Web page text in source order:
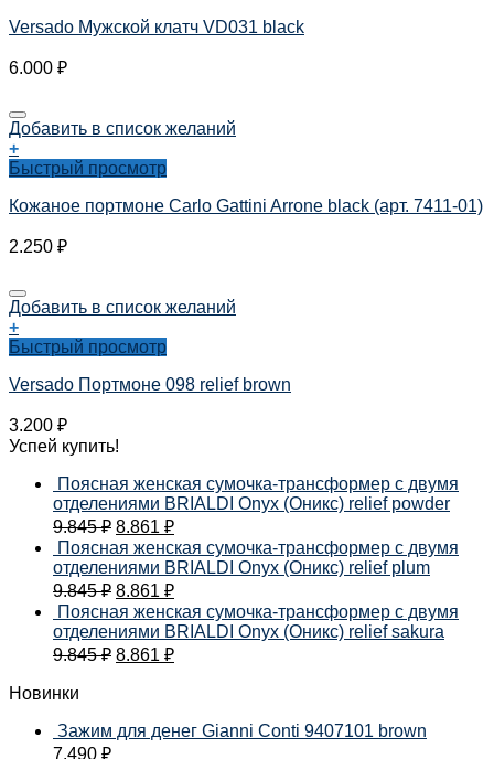
Versado Мужской клатч VD031 black
6.000 ₽
Добавить в список желаний
+
Быстрый просмотр
Кожаное портмоне Carlo Gattini Arrone black (арт. 7411-01)
2.250 ₽
Добавить в список желаний
+
Быстрый просмотр
Versado Портмоне 098 relief brown
3.200 ₽
Успей купить!
Поясная женская сумочка-трансформер с двумя
отделениями BRIALDI Onyx (Оникс) relief powder
9.845₽ 8.861 ₽
Поясная женская сумочка-трансформер с двумя
отделениями BRIALDI Onyx (Оникс) relief plum
9.845₽ 8.861 ₽
Поясная женская сумочка-трансформер с двумя
отделениями BRIALDI Onyx (Оникс) relief sakura
9.845₽ 8.861 ₽
Новинки
Зажим для денег Gianni Conti 9407101 brown
7.490 ₽